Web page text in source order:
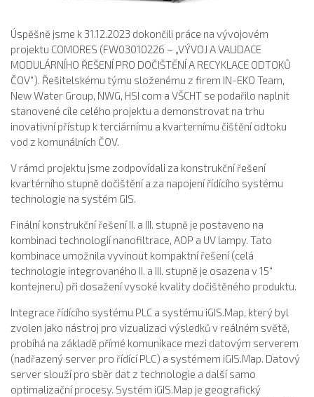
Úspěšně jsme k 31.12.2023 dokončili práce na vývojovém
projektu COMORES (FW03010226 – „VÝVOJ A VALIDACE
MODULÁRNÍHO ŘEŠENÍ PRO DOČIŠTĚNÍ A RECYKLACE ODTOKŮ
ČOV“). Řešitelskému týmu složenému z firem IN-EKO Team,
New Water Group, NWG, HSI com a VŠCHT se podařilo naplnit
stanovené cíle celého projektu a demonstrovat na trhu
inovativní přístup k terciárnímu a kvarternímu čištění odtoku
vod z komunálních ČOV.
V rámci projektu jsme zodpovídali za konstrukční řešení
kvartérního stupně dočištění a za napojení řídícího systému
technologie na systém GIS.
Finální konstrukční řešení II. a III. stupně je postaveno na
kombinaci technologií nanofiltrace, AOP a UV lampy. Tato
kombinace umožnila vyvinout kompaktní řešení (celá
technologie integrovaného II. a III. stupně je osazena v 15“
kontejneru) při dosažení vysoké kvality dočištěného produktu.
Integrace řídícího systému PLC a systému iGIS.Map, který byl
zvolen jako nástroj pro vizualizaci výsledků v reálném světě,
probíhá na základě přímé komunikace mezi datovým serverem
(nadřazený server pro řídící PLC) a systémem iGIS.Map. Datový
server slouží pro sběr dat z technologie a další samo
optimalizační procesy. Systém iGIS.Map je geografický